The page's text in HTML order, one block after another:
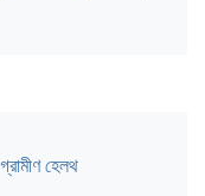
হেলথ